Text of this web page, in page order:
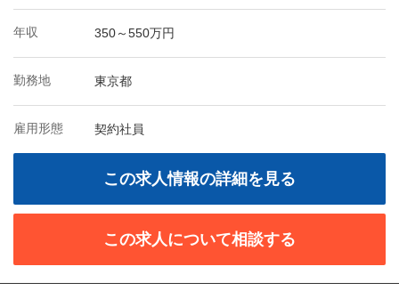
年収 350～550万円
勤務地 東京都
雇用形態 契約社員
この求人情報の詳細を見る
この求人について相談する